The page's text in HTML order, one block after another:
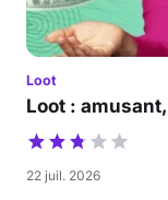
Loot
Loot :
22 juil. 2026